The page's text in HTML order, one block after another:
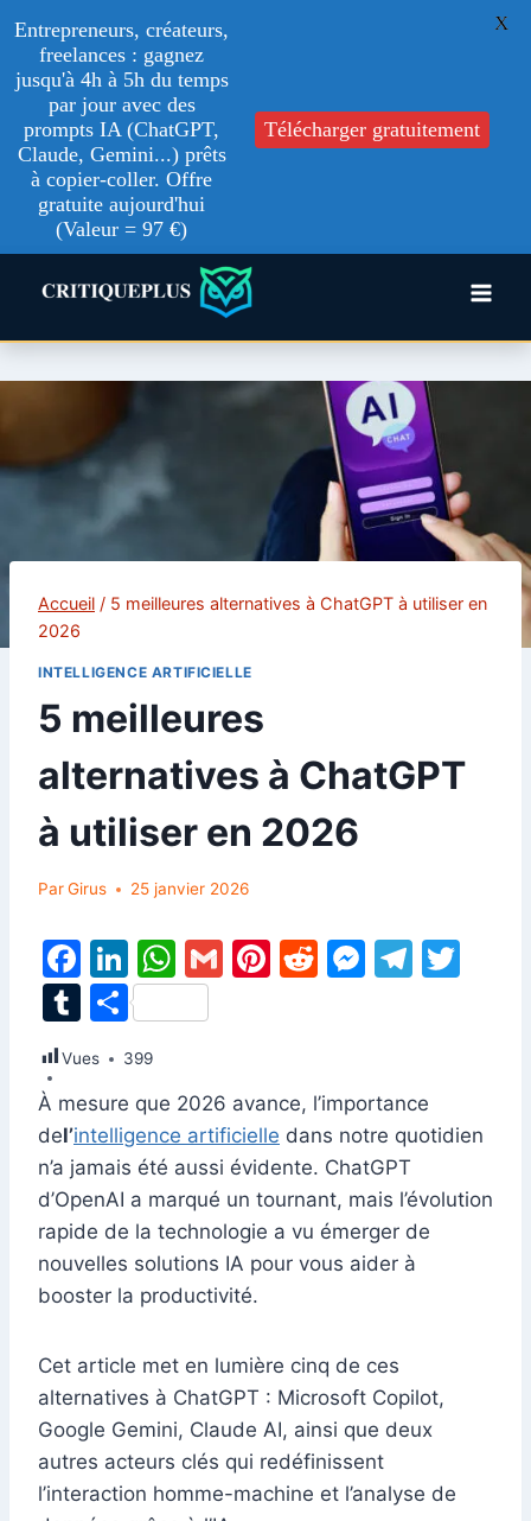
Accueil / 5 meilleures alternatives à ChatGPT à utiliser en
2026
INTELLIGENCE ARTIFICIELLE
5 meilleures
alternatives à ChatGPT
à utiliser en 2026
Par Girus 25 janvier 2026
F
a
c
b
o
o
k
Li
n
k
dI
n
W
A
p
p
G
Pi
st
R
t
M
e
n
g
er
T
a
m
T
u
m
bl
r
P
ar
ta
g
er
Vues 399
À mesure que 2026 avance, l’importance
del’ intelligence artificielle dans notre quotidien
n’a jamais été aussi évidente. ChatGPT
d’OpenAI a marqué un tournant, mais l’évolution
rapide de la technologie a vu émerger de
nouvelles solutions IA pour vous aider à
booster la productivité.
Cet article met en lumière cinq de ces
alternatives à ChatGPT : Microsoft Copilot,
Google Gemini, Claude AI, ainsi que deux
autres acteurs clés qui redéfinissent
l’interaction homme-machine et l’analyse de
Entrepreneurs, créateurs,
freelances : gagnez
jusqu'à 4h à 5h du temps
par jour avec des
prompts IA (ChatGPT,
Claude, Gemini...) prêts
à copier-coller. Offre
gratuite aujourd'hui
(Valeur = 97 €)
Télécharger gratuitement
X